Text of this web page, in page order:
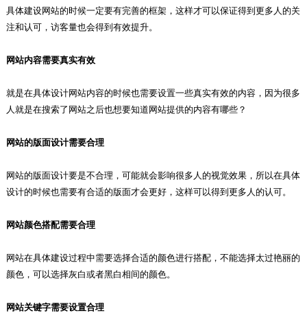
具体建设网站的时候一定要有完善的框架，这样才可以保证得到更多人的关
注和认可，访客量也会得到有效提升。
网站内容需要真实有效
就是在具体设计网站内容的时候也需要设置一些真实有效的内容，因为很多
人就是在搜索了网站之后也想要知道网站提供的内容有哪些？
网站的版面设计需要合理
网站的版面设计要是不合理，可能就会影响很多人的视觉效果，所以在具体
设计的时候也需要有合适的版面才会更好，这样可以得到更多人的认可。
网站颜色搭配需要合理
网站在具体建设过程中需要选择合适的颜色进行搭配，不能选择太过艳丽的
颜色，可以选择灰白或者黑白相间的颜色。
网站关键字需要设置合理